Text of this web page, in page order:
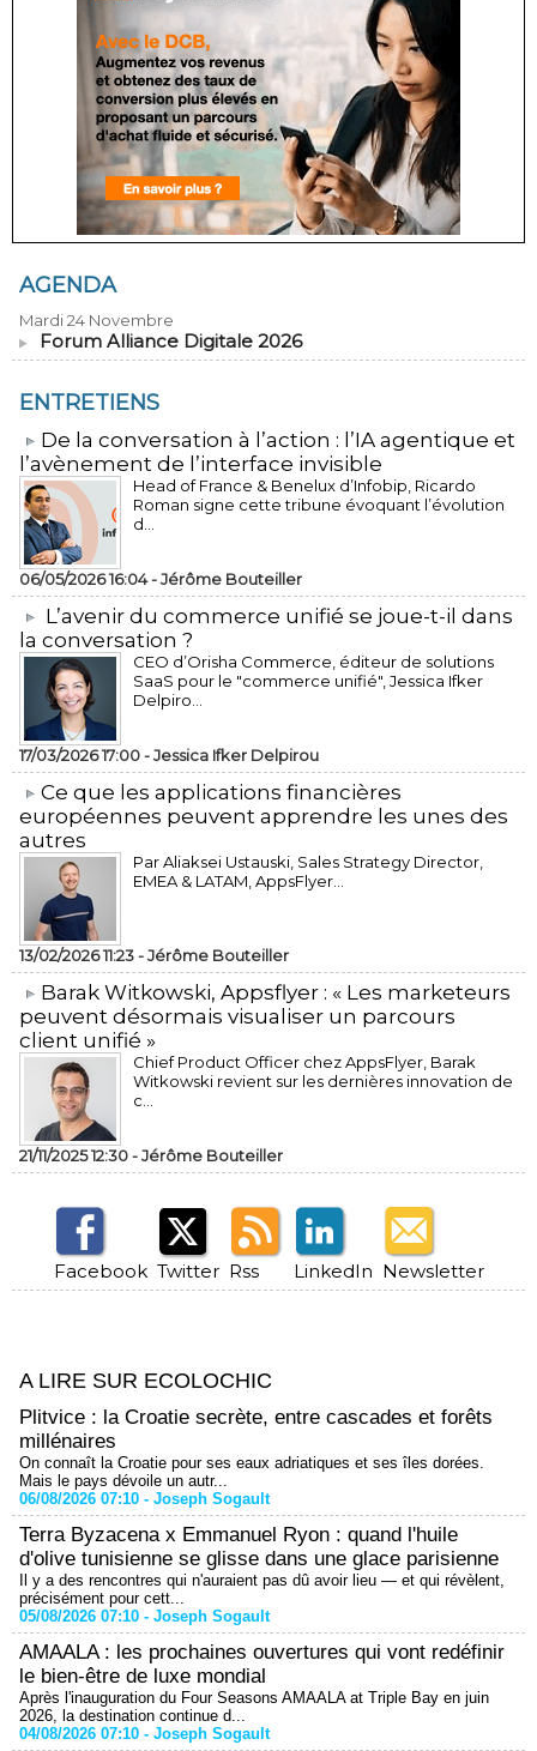
AGENDA
Mardi 24 Novembre
Forum Alliance Digitale 2026
ENTRETIENS
​De la conversation à l’action : l’IA agentique et
l’avènement de l’interface invisible
Head of France & Benelux d’Infobip, Ricardo
Roman signe cette tribune évoquant l’évolution
d...
06/05/2026 16:04 -Jérôme Bouteiller
L’avenir du commerce unifié se joue-t-il dans
la conversation ?
CEO d’Orisha Commerce, éditeur de solutions
SaaS pour le "commerce unifié", Jessica Ifker
Delpiro...
17/03/2026 17:00 -Jessica Ifker Delpirou
​Ce que les applications financières
européennes peuvent apprendre les unes des
autres
Par Aliaksei Ustauski, Sales Strategy Director,
EMEA & LATAM, AppsFlyer...
13/02/2026 11:23 -Jérôme Bouteiller
​Barak Witkowski, Appsflyer : « Les marketeurs
peuvent désormais visualiser un parcours
client unifié »
Chief Product Officer chez AppsFlyer, ​Barak
Witkowski revient sur les dernières innovation de
c...
21/11/2025 12:30 -Jérôme Bouteiller
Facebook Twitter Rss LinkedIn Newsletter
A LIRE SUR ECOLOCHIC
Plitvice : la Croatie secrète, entre cascades et forêts
millénaires
On connaît la Croatie pour ses eaux adriatiques et ses îles dorées.
Mais le pays dévoile un autr...
06/08/2026 07:10 - Joseph Sogault
Terra Byzacena x Emmanuel Ryon : quand l'huile
d'olive tunisienne se glisse dans une glace parisienne
Il y a des rencontres qui n'auraient pas dû avoir lieu — et qui révèlent,
précisément pour cett...
05/08/2026 07:10 - Joseph Sogault
AMAALA : les prochaines ouvertures qui vont redéfinir
le bien-être de luxe mondial
Après l'inauguration du Four Seasons AMAALA at Triple Bay en juin
2026, la destination continue d...
04/08/2026 07:10 - Joseph Sogault